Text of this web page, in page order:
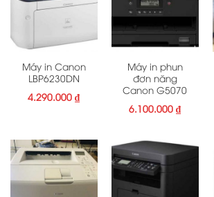
Máy in Canon
LBP6230DN
4.290.000₫
Máy in phun
đơn năng
Canon G5070
6.100.000₫